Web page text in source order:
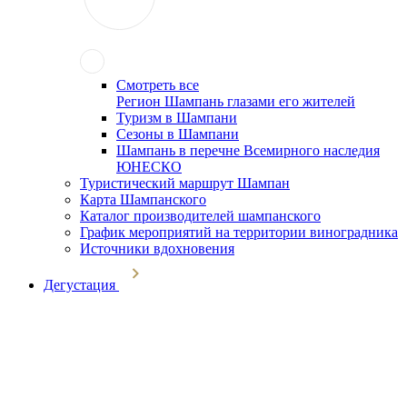
Смотреть все
Регион Шампань глазами его жителей
Туризм в Шампани
Сезоны в Шампани
Шампань в перечне Всемирного наследия
ЮНЕСКО
Туристический маршрут Шампан
Карта Шампанского
Каталог производителей шампанского
График мероприятий на территории виноградника
Источники вдохновения
Дегустация